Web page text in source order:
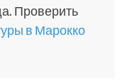
Проверить
в Марокко